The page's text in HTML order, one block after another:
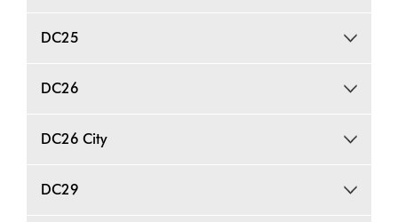
DC25
DC26
DC26 City
DC29